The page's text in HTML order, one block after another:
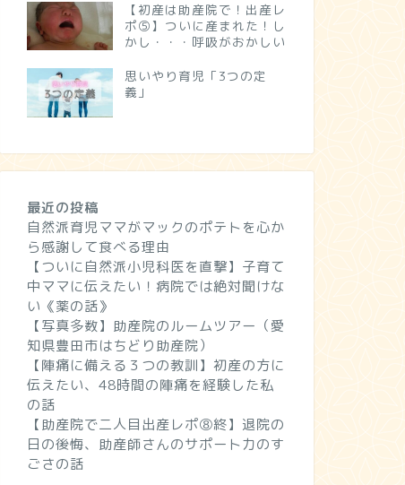
【初産は助産院で！出産レ
ポ⑤】ついに産まれた！し
かし・・・呼吸がおかしい
思いやり育児「3つの定
義」
最近の投稿
自然派育児ママがマックのポテトを心か
ら感謝して食べる理由
【ついに自然派小児科医を直撃】子育て
中ママに伝えたい！病院では絶対聞けな
い《薬の話》
【写真多数】助産院のルームツアー（愛
知県豊田市はちどり助産院）
【陣痛に備える３つの教訓】初産の方に
伝えたい、48時間の陣痛を経験した私
の話
【助産院で二人目出産レポ⑧終】退院の
日の後悔、助産師さんのサポート力のす
ごさの話